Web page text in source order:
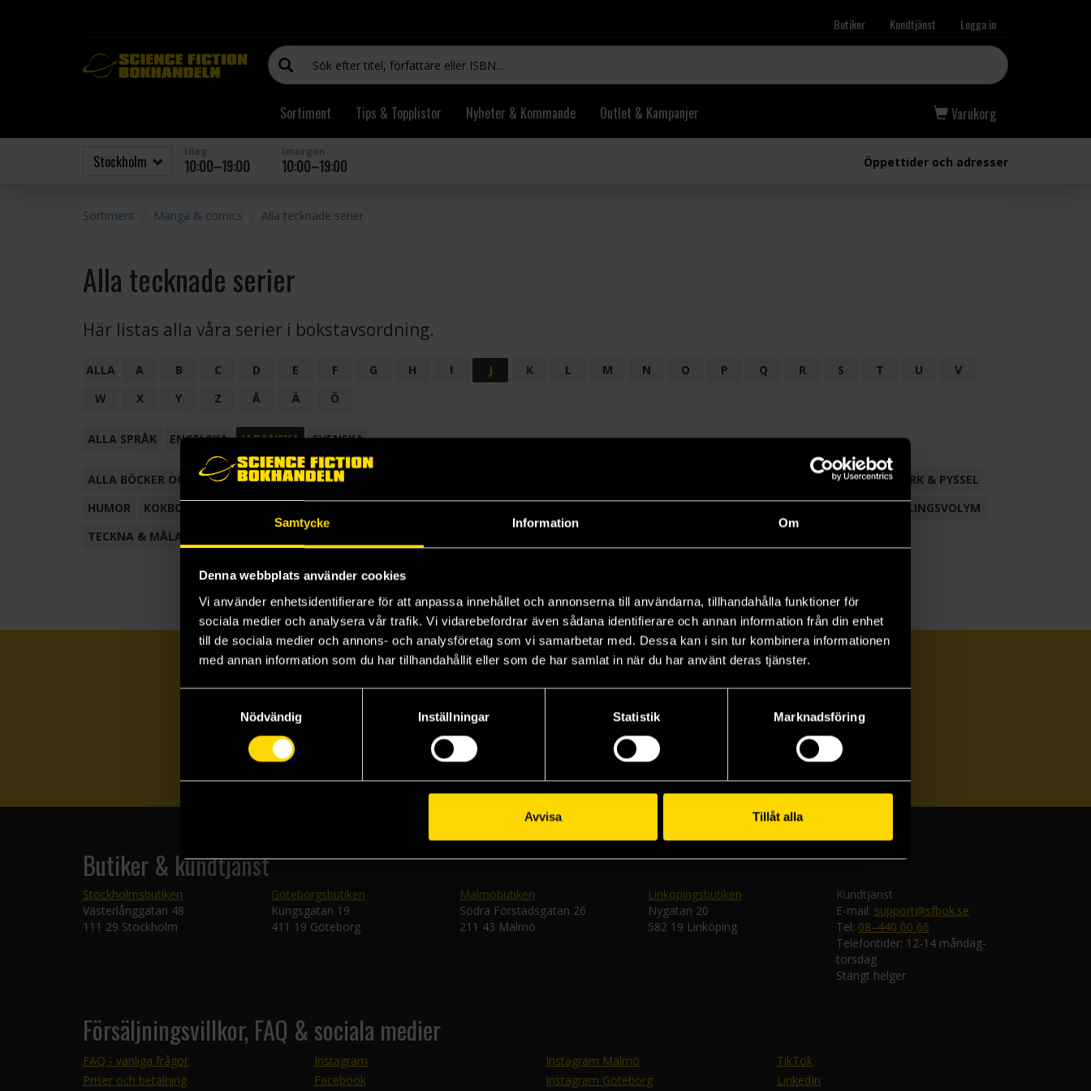
Samtycke Information Om
Denna webbplats använder cookies
Vi använder enhetsidentifierare för att anpassa innehållet och annonserna till användarna, tillhandahålla funktioner för
sociala medier och analysera vår trafik. Vi vidarebefordrar även sådana identifierare och annan information från din enhet
till de sociala medier och annons- och analysföretag som vi samarbetar med. Dessa kan i sin tur kombinera informationen
med annan information som du har tillhandahållit eller som de har samlat in när du har använt deras tjänster.
Nödvändig
Inställningar Statistik Marknadsföring
Avvisa Tillåt alla
Butiker Kundtjänst Logga in
Sortiment Tips & Topplistor Nyheter & Kommande Outlet & Kampanjer Varukorg
10:00–19:00 10:00–19:00 Öppettider och adresser
Sortiment Manga & comics Alla tecknade serier
Alla tecknade serier
Här listas alla våra serier i bokstavsordning.
ALLA A B C D E F G H I J K L M N O P Q R S T U
V
W
X Y Z Å Ä Ö
ALLA SPRÅK ENGELSKA JAPANSKA SVENSKA
ALLA BÖCKER OCH TECKNADE SERIER ANTOLOGI FACKLITTERATUR
HANTVERK & PYSSEL
HUMOR
KOKBOK
SAMLINGSVOLYM
TECKNA & MÅLA
Prenumerera på vårt nyhetsbrev
Butiker & kundtjänst
Stockholmsbutiken
Västerlånggatan 48
111 29 Stockholm
Göteborgsbutiken
Kungsgatan 19
411 19 Göteborg
Malmöbutiken
Södra Förstadsgatan 26
211 43 Malmö
Linköpingsbutiken
Nygatan 20
582 19 Linköping
Kundtjänst
E-mail: support@sfbok.se
Tel: 08–440 00 66
Telefontider: 12-14 måndag-
torsdag
Stängt helger
Försäljningsvillkor, FAQ & sociala medier
FAQ - vanliga frågor
Priser och betalning
Instagram
Facebook
Instagram Malmö
Instagram Göteborg
TikTok
LinkedIn